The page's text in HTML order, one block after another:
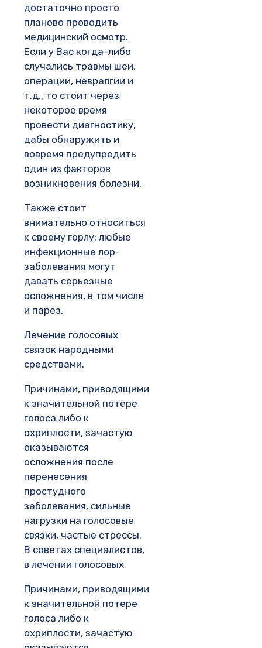
достаточно просто
планово проводить
медицинский осмотр.
Если у Вас когда-либо
случались травмы шеи,
операции, невралгии и
т.д., то стоит через
некоторое время
провести диагностику,
дабы обнаружить и
вовремя предупредить
один из факторов
возникновения болезни.
Также стоит
внимательно относиться
к своему горлу: любые
инфекционные лор-
заболевания могут
давать серьезные
осложнения, в том числе
и парез.
Лечение голосовых
связок народными
средствами.
Причинами, приводящими
к значительной потере
голоса либо к
охриплости, зачастую
оказываются
осложнения после
перенесения
простудного
заболевания, сильные
нагрузки на голосовые
связки, частые стрессы.
В советах специалистов,
в лечении голосовых
Причинами, приводящими
к значительной потере
голоса либо к
охриплости, зачастую